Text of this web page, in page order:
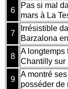
6
Pas si mal
mars à La
7
Irrésistible
Barzalona
8
A longtemps
Chantilly sur
9
A montré
posséder